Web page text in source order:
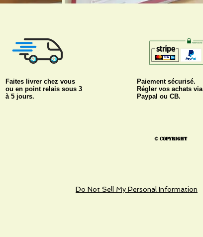
Faites livrer chez vous
ou en point relais sous 3
à 5 jours.
Paiement sécurisé.
Régler vos achats via
Paypal ou CB.
© Copyright
Do Not Sell My Personal Information